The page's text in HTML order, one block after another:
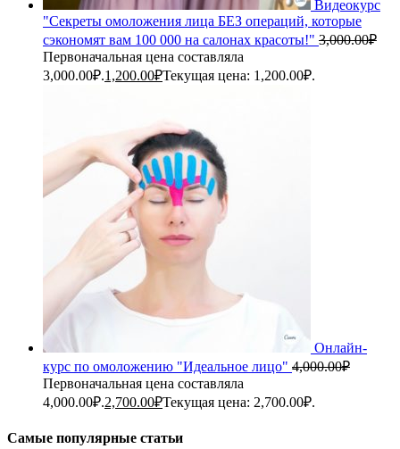
Видеокурс
"Секреты омоложения лица БЕЗ операций, которые
сэкономят вам 100 000 на салонах красоты!" 3,000.00₽
Первоначальная цена составляла
3,000.00₽.1,200.00₽Текущая цена: 1,200.00₽.
Онлайн-
курс по омоложению "Идеальное лицо" 4,000.00₽
Первоначальная цена составляла
4,000.00₽.2,700.00₽Текущая цена: 2,700.00₽.
Самые популярные статьи